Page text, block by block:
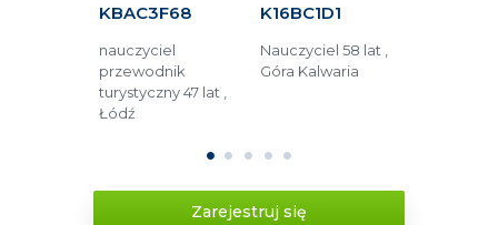
KBAC3F68
nauczyciel
przewodnik
turystyczny 47 lat ,
Łódź
K16BC1D1
Nauczyciel 58 lat ,
Góra Kalwaria
1 2 3 4 5
Zarejestruj się